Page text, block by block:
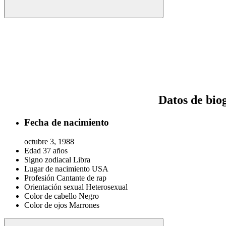
Datos de
Fecha de nacimiento
octubre 3, 1988
Edad 37 años
Signo zodiacal Libra
Lugar de nacimiento USA
Profesión Cantante de rap
Orientación sexual Heterosexual
Color de cabello Negro
Color de ojos Marrones